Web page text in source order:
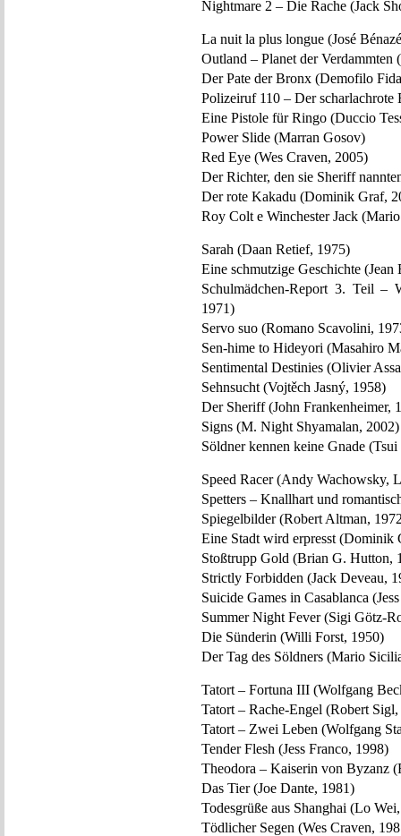
Nightmare 2 – Die Rache (Jack
La nuit la plus longue (José
Outland – Planet der Verdammten
Der Pate der Bronx (Demofilo
Polizeiruf 110 – Der
Eine Pistole für Ringo (Duccio
Power Slide (Marran Gosov)
Red Eye (Wes Craven, 2005)
Der Richter, den sie Sheriff
Der rote Kakadu (Dominik Graf,
Roy Colt e Winchester Jack
Sarah (Daan Retief, 1975)
Eine schmutzige Geschichte (Jean
Schulmädchen-Report 3. Teil –
1971)
Servo suo (Romano Scavolini,
Sen-hime to Hideyori (Masahiro
Sentimental Destinies (Olivier
Sehnsucht (Vojtěch Jasný, 1958)
Der Sheriff (John Frankenheimer,
Signs (M. Night Shyamalan, 2002)
Söldner kennen keine Gnade
Speed Racer (Andy Wachowsky,
Spetters – Knallhart und
Spiegelbilder (Robert Altman,
Eine Stadt wird erpresst (Dominik
Stoßtrupp Gold (Brian G. Hutton,
Strictly Forbidden (Jack Deveau,
Suicide Games in Casablanca
Summer Night Fever (Sigi Götz-
Die Sünderin (Willi Forst, 1950)
Der Tag des Söldners (Mario
Tatort – Fortuna III (Wolfgang
Tatort – Rache-Engel (Robert
Tatort – Zwei Leben (Wolfgang
Tender Flesh (Jess Franco, 1998)
Theodora – Kaiserin von Byzanz
Das Tier (Joe Dante, 1981)
Todesgrüße aus Shanghai (Lo
Tödlicher Segen (Wes Craven,